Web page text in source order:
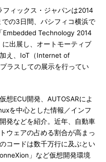
ィックス・ジャパンは2014
での3日間、パシフィコ横浜で
Embedded Technology 2014
に出展し、オートモーティブ
え、IoT（Internet of
ラスしての展示を行ってい
ECU開発、AUTOSARによ
を中心とした情報／インフ
発などを紹介。近年、自動車
ウェアの占める割合が高まっ
コードは数千万行に及ぶとい
」など仮想開発環境